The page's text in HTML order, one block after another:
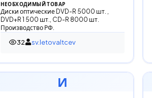
НЕОБХОДИМЫЙ ТОВАР
Диски оптические DVD-R 5000 шт. ,
DVD+R 1 500 шт., CD-R 8000 шт.
Производство РФ.
32
32 просмотра
sv.letovaltcev
И